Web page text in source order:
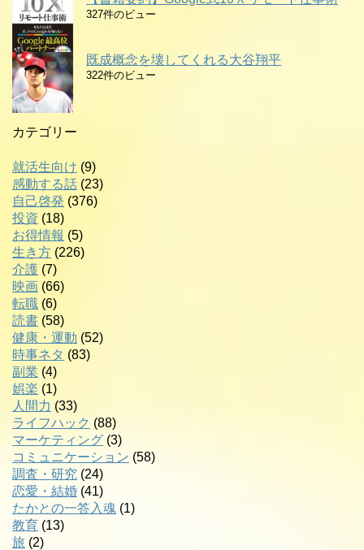
327件のビュー
既成概念を壊してくれる大谷翔平
322件のビュー
カテゴリー
就活生向け (9)
感動する話 (23)
自己啓発 (376)
投資 (18)
お得情報 (5)
生き方 (226)
介護 (7)
映画 (66)
転職 (6)
読書 (58)
健康・運動 (52)
時事ネタ (83)
副業 (4)
娯楽 (1)
人間力 (33)
ライフハック (88)
マーケティング (3)
コミュニケーション (58)
調査・研究 (24)
恋愛・結婚 (41)
たかとの一答入魂 (1)
教育 (13)
旅 (2)